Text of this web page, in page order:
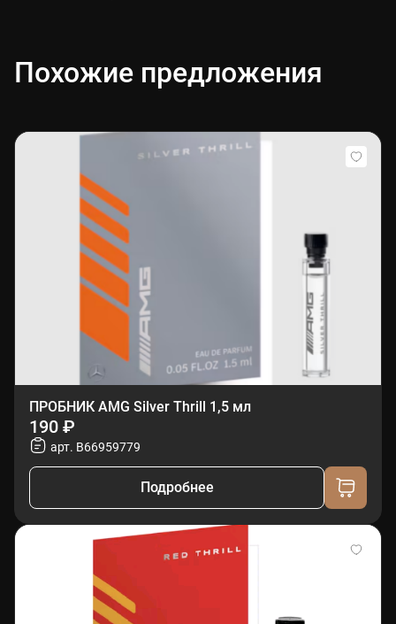
Похожие предложения
ПРОБНИК AMG Silver Thrill 1,5 мл
190 ₽
арт. B66959779
Подробнее